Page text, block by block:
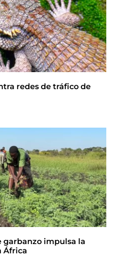
redes de tráfico de
garbanzo impulsa la
África